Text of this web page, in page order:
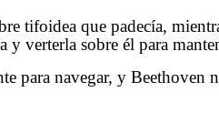
tifoidea que padecía,
y verterla sobre él para
para navegar, y